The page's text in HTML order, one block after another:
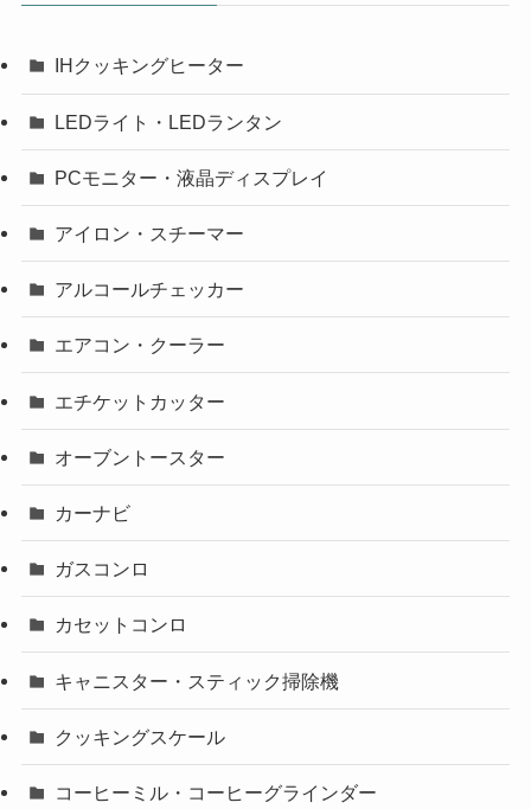
IHクッキングヒーター
LEDライト・LEDランタン
PCモニター・液晶ディスプレイ
アイロン・スチーマー
アルコールチェッカー
エアコン・クーラー
エチケットカッター
オーブントースター
カーナビ
ガスコンロ
カセットコンロ
キャニスター・スティック掃除機
クッキングスケール
コーヒーミル・コーヒーグラインダー